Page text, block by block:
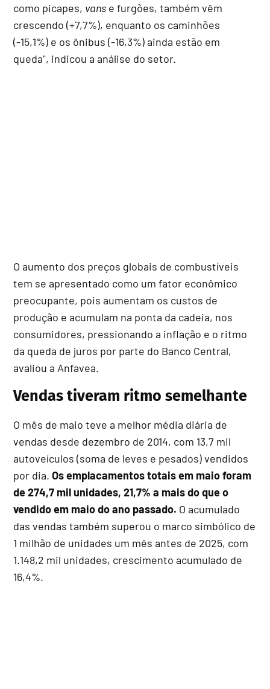
como picapes, vans e furgões, também vêm
crescendo (+7,7%), enquanto os caminhões
(-15,1%) e os ônibus (-16,3%) ainda estão em
queda", indicou a análise do setor.
O aumento dos preços globais de combustíveis
tem se apresentado como um fator econômico
preocupante, pois aumentam os custos de
produção e acumulam na ponta da cadeia, nos
consumidores, pressionando a inflação e o ritmo
da queda de juros por parte do Banco Central,
avaliou a Anfavea.
Vendas tiveram ritmo semelhante
O mês de maio teve a melhor média diária de
vendas desde dezembro de 2014, com 13,7 mil
autoveículos (soma de leves e pesados) vendidos
por dia. Os emplacamentos totais em maio foram
de 274,7 mil unidades, 21,7% a mais do que o
vendido em maio do ano passado. O acumulado
das vendas também superou o marco simbólico de
1 milhão de unidades um mês antes de 2025, com
1.148,2 mil unidades, crescimento acumulado de
16,4%.